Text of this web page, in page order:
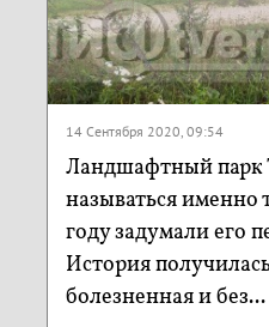
14 Сентября 2020, 09:54
Ландшафтный парк
называться именно
году задумали его
История
болезненная и без...